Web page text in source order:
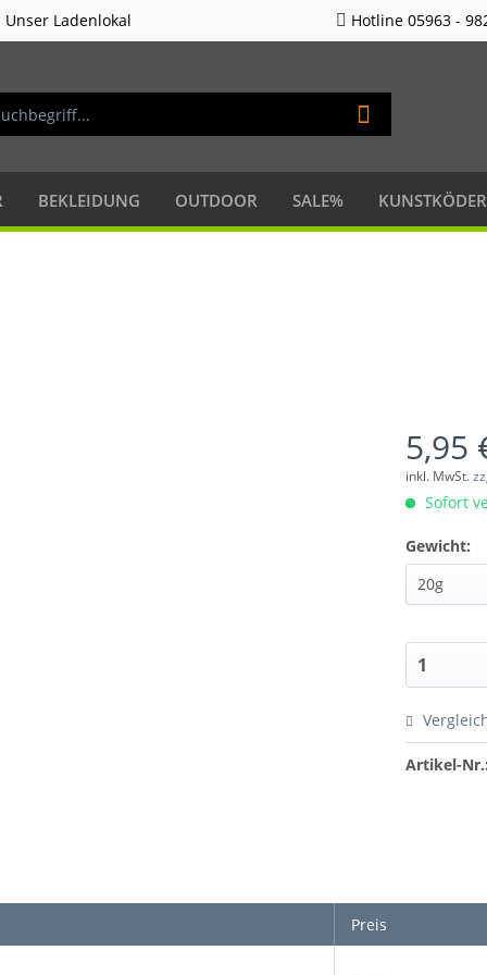
Unser Ladenlokal Hotline 05963 -
BEKLEIDUNG OUTDOOR SALE% KUNSTKÖDER
5,95
inkl. MwSt.
Sofort
Gewicht:
Artikel-Nr.:
Preis